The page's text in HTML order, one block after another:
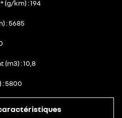
(g/km) 194
5685
(m3) 10,8
5800